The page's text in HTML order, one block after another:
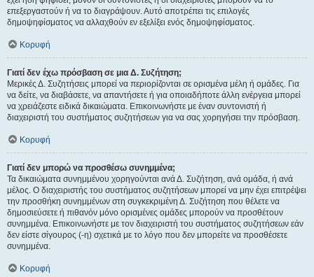
επεξεργαστούν ή να το διαγράψουν. Αυτό αποτρέπει τις επιλογές
δημοψηφίσματος να αλλαχθούν εν εξελίξει ενός δημοψηφίσματος.
Κορυφή
Γιατί δεν έχω πρόσβαση σε μια Δ. Συζήτηση;
Μερικές Δ. Συζητήσεις μπορεί να περιορίζονται σε ορισμένα μέλη ή ομάδες. Για
να δείτε, να διαβάσετε, να απαντήσετε ή για οποιαδήποτε άλλη ενέργεια μπορεί
να χρειάζεστε ειδικά δικαιώματα. Επικοινωνήστε με έναν συντονιστή ή
διαχειριστή του συστήματος συζητήσεων για να σας χορηγήσει την πρόσβαση.
Κορυφή
Γιατί δεν μπορώ να προσθέσω συνημμένα;
Τα δικαιώματα συνημμένου χορηγούνται ανά Δ. Συζήτηση, ανά ομάδα, ή ανά
μέλος. Ο διαχειριστής του συστήματος συζητήσεων μπορεί να μην έχει επιτρέψει
την προσθήκη συνημμένων στη συγκεκριμένη Δ. Συζήτηση που θέλετε να
δημοσιεύσετε ή πιθανόν μόνο ορισμένες ομάδες μπορούν να προσθέτουν
συνημμένα. Επικοινωνήστε με τον διαχειριστή του συστήματος συζητήσεων εάν
δεν είστε σίγουρος (-η) σχετικά με το λόγο που δεν μπορείτε να προσθέσετε
συνημμένα.
Κορυφή